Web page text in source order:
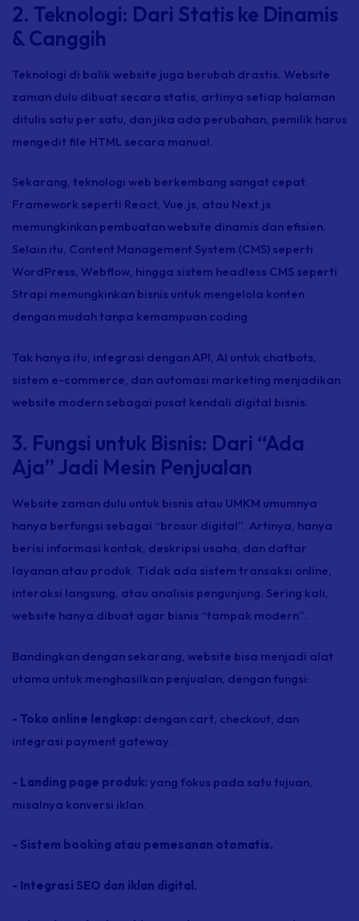
2. Teknologi: Dari Statis ke Dinamis
& Canggih
Teknologi di balik website juga berubah drastis. Website
zaman dulu dibuat secara statis, artinya setiap halaman
ditulis satu per satu, dan jika ada perubahan, pemilik harus
mengedit file HTML secara manual.
Sekarang, teknologi web berkembang sangat cepat.
Framework seperti React, Vue.js, atau Next.js
memungkinkan pembuatanwebsite dinamis dan efisien.
Selain itu, Content Management System (CMS) seperti
WordPress, Webflow, hingga sistem headless CMS seperti
Strapi memungkinkan bisnis untuk mengelola konten
dengan mudah tanpa kemampuan coding.
Tak hanya itu, integrasi dengan API, AI untuk chatbots
sistem e-commerce , dan automasi marketing menjadikan
website modern sebagai pusat kendali digital bisnis.
3. Fungsi untuk Bisnis: Dari “Ada
Aja” Jadi Mesin Penjualan
Website zaman dulu untuk bisnis atau UMKM umumnya
hanya berfungsi sebagai “brosur digital”. Artinya, hanya
berisi informasi kontak, deskripsi usaha, dan daftar
layanan atau produk. Tidak ada sistem transaksi online,
interaksi langsung, atau analisis pengunjung. Sering kali,
website hanya dibuat agar bisnis “tampak modern”.
Bandingkan dengan sekarang, website bisa menjadi alat
utama untuk menghasilkan penjualan, dengan fungsi:
- Toko online lengkap: dengan cart, checkout, dan
integrasi payment gateway.
- Landing page produk: yang fokus pada satu tujuan,
misalnya konversi iklan.
- Sistem booking atau pemesanan otomatis.
- Integrasi SEO dan iklan digital.